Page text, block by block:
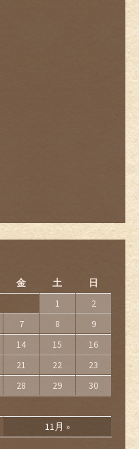
金 土 日
11月 »
1
2
7 8
9
14 15
16
21 22
23
28 29
30